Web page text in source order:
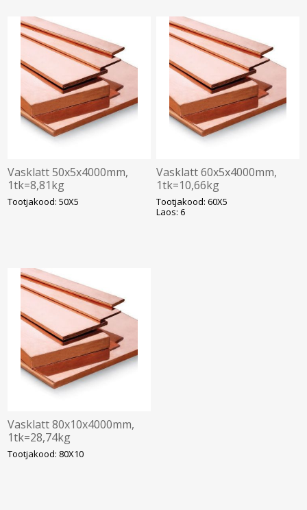
Vasklatt 50x5x4000mm,
1tk=8,81kg
Tootjakood: 50X5
Vasklatt 60x5x4000mm,
1tk=10,66kg
Tootjakood: 60X5
Laos: 6
Vasklatt 80x10x4000mm,
1tk=28,74kg
Tootjakood: 80X10